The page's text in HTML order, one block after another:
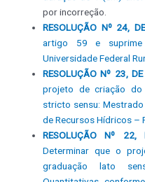
por incorreção.
RESOLUÇÃO Nº 24,
artigo 59 e
Universidade Federal
RESOLUÇÃO Nº 23,
projeto de criação do
stricto sensu:
de Recursos Hídricos –
RESOLUÇÃO Nº
Determinar que o
graduação lato